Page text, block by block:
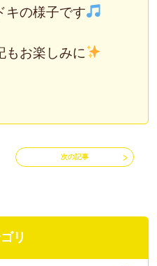
キの様子です
もお楽しみに
次の記事
リ